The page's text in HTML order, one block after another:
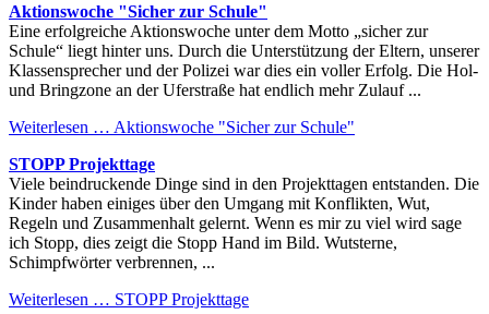
Aktionswoche "Sicher zur Schule"
Eine erfolgreiche Aktionswoche unter dem Motto „sicher zur
Schule“ liegt hinter uns. Durch die Unterstützung der Eltern, unserer
Klassensprecher und der Polizei war dies ein voller Erfolg. Die Hol-
und Bringzone an der Uferstraße hat endlich mehr Zulauf ...
Weiterlesen … Aktionswoche "Sicher zur Schule"
STOPP Projekttage
Viele beindruckende Dinge sind in den Projekttagen entstanden. Die
Kinder haben einiges über den Umgang mit Konflikten, Wut,
Regeln und Zusammenhalt gelernt. Wenn es mir zu viel wird sage
ich Stopp, dies zeigt die Stopp Hand im Bild. Wutsterne,
Schimpfwörter verbrennen, ...
Weiterlesen … STOPP Projekttage